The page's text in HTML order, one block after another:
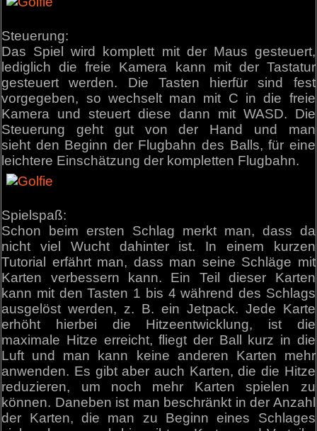
Steuerung:
Das Spiel wird komplett mit der Maus gesteuert,
lediglich die freie Kamera kann mit der Tastatur
gesteuert werden. Die Tasten hierfür sind fest
vorgegeben, so wechselt man mit C in die freie
Kamera und steuert diese dann mit WASD. Die
Steuerung geht gut von der Hand und man
sieht den Beginn der Flugbahn des Balls, für eine
leichtere Einschätzung der kompletten Flugbahn.
Spielspaß:
Schon beim ersten Schlag merkt man, dass da
nicht viel Wucht dahinter ist. In einem kurzen
Tutorial erfährt man, dass man seine Schläge mit
Karten verbessern kann. Ein Teil dieser Karten
kann mit den Tasten 1 bis 4 während des Schlags
ausgelöst werden, z. B. ein Jetpack. Jede Karte
erhöht hierbei die Hitzeentwicklung, ist die
maximale Hitze erreicht, fliegt der Ball kurz in die
Luft und man kann keine anderen Karten mehr
anwenden. Es gibt aber auch Karten, die die Hitze
reduzieren, um noch mehr Karten spielen zu
können. Daneben ist man beschränkt in der Anzahl
der Karten, die man zu Beginn eines Schlages